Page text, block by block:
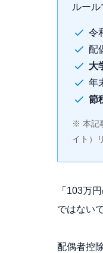
ルール
令
配
大
年
節
※ 本記
イト）
「103万
ではない
配偶者控